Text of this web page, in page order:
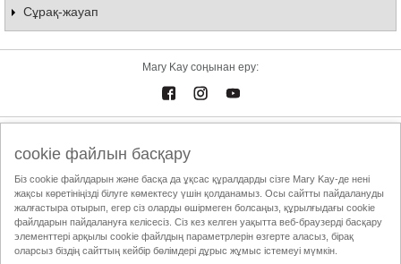
Сұрақ-жауап
Mary Kay соңынан еру:
Пайдалану шарттары Жеткізу және төлем
Mary Kay InTouch
Құпиялылық саясаты
Сұлулық жөніндегі Тәуелсіз Кеңесшіні табу
ҚТСА этика кодексі
cookie файлын басқару
Біз cookie файлдарын және басқа да ұқсас құралдарды сізге Mary Kay-де нені
жақсы көретініңізді білуге көмектесу үшін қолданамыз. Осы сайтты пайдалануды
жалғастыра отырып, егер сіз оларды өшірмеген болсаңыз, құрылғыдағы cookie
файлдарын пайдалануға келісесіз. Сіз кез келген уақытта веб-браузерді басқару
элементтері арқылы cookie файлдың параметрлерін өзгерте аласыз, бірақ
оларсыз біздің сайттың кейбір бөлімдері дұрыс жұмыс істемеуі мүмкін.